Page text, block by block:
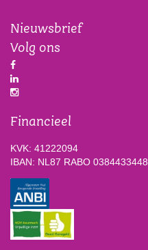
Nieuwsbrief
Volg ons
Financieel
KVK: 41222094
IBAN: NL87 RABO 0384433448